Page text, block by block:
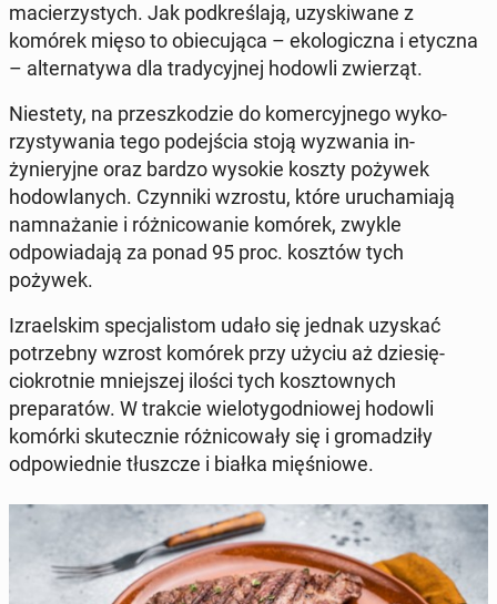
macierzystych. Jak pod­kreśla­ją, uzyski­wane z
komórek mięso to obiecu­ją­ca – eko­log­icz­na i etyczna
– al­ter­naty­wa dla trady­cyjnej hodowli zwierząt.
Ni­este­ty, na przeszkodzie do komer­cyjnego wyko­
rzysty­wa­nia tego pode­jś­cia stoją wyzwa­nia in­
żynieryjne oraz bardzo wysokie koszty pożywek
hodowlanych. Czyn­ni­ki wzrostu, które uruchami­a­ją
nam­nażanie i różni­cow­anie komórek, zwykle
odpowiada­ją za ponad 95 proc. kosztów tych
pożywek.
Izrael­skim spec­jal­is­tom udało się jednak uzyskać
potrzeb­ny wzrost komórek przy użyciu aż dziesię­
ciokrot­nie mniejszej ilości tych kosz­townych
preparatów. W trakcie wielo­ty­god­niowej hodowli
komórki skutecznie różni­cow­ały się i gro­madz­iły
odpowied­nie tłuszcze i białka mięśniowe.